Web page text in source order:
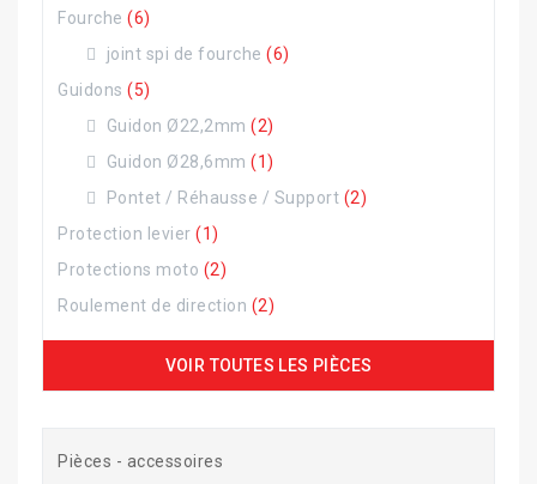
Fourche (6)
joint spi de fourche (6)
Guidons (5)
Guidon Ø22,2mm (2)
Guidon Ø28,6mm (1)
Pontet / Réhausse / Support (2)
Protection levier (1)
Protections moto (2)
Roulement de direction (2)
VOIR TOUTES LES PIÈCES
Pièces - accessoires